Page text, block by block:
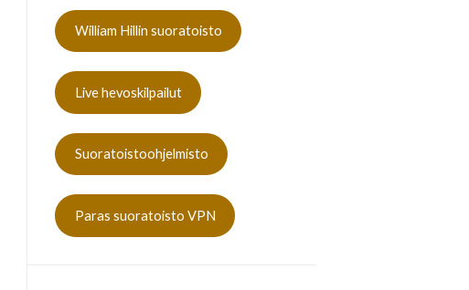
William Hillin suoratoisto
Live hevoskilpailut
Suoratoistoohjelmisto
Paras suoratoisto VPN